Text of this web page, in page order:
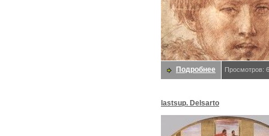
Подробнее Просмотров:
lastsup. Delsarto